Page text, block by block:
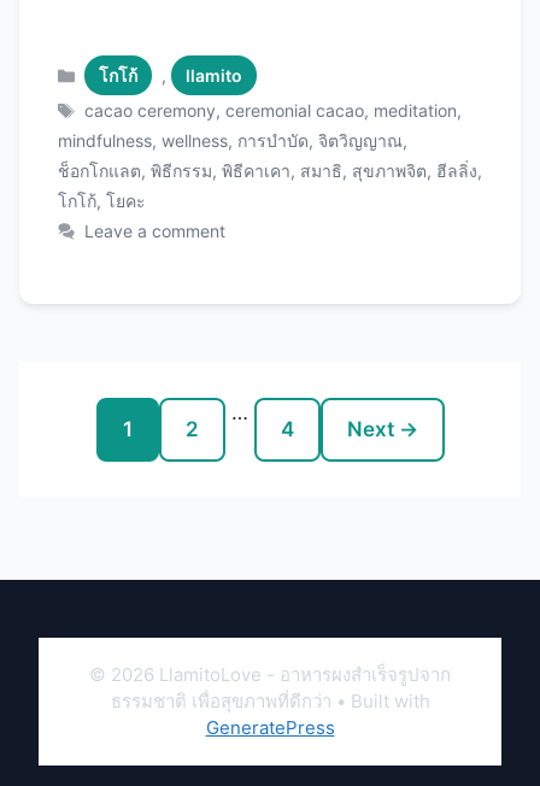
Cacao) ในการเปิดหัวใจ เพิ่มสมาธิ ปลดปล่อย
อารมณ์ และสร้างความตระหนักรู้ในตัวเอง
บทความนี้จะพาคุณไปทำความรู้จักกับพิธีคาเคา
ตั้งแต่ต้นกำเนิด ประโยชน์ วิธีการจัดพิธีที่บ้าน และ
แนะนำ Ceremonial Cacao คุณภาพสูง ที่จะทำให้
ประสบการณ์ของคุณลึกซึ้งและมีพลัง พิธีคาเคา
(Cacao Ceremony) คืออะไร? พิธีคาเคาเป็น
และแอซเท็ก ในอเมริกากลาง เมื่อกว่า 5,000 ปีที่
ทางจิตวิญญาณ การรักษา และการเฉลิมฉลองที่
สำคัญ ในปัจจุบัน พิธีคาเคาได้รับการฟื้นฟูและ
ดัดแปลงให้เหมาะกับยุคสมัย โดยยังคงรักษาหลัก
ของพิธีคาเคา ประวัติศาสตร์และความเชื่อโบราณ
ยัน โกโก้มีความสำคัญทางจิตวิญญาณอย่างมาก:
ชาวแอซเท็กเชื่อว่าเทพเจ้า Quetzalcoatl (เทพแห่ง
ปัญญาและความรู้) เป็นผู้นำโกโก้มาให้มนุษย์ จึง
ถือว่าโกโก้เป็นของขวัญศักดิ์สิทธิ์ การฟื้นฟูในยุค
ปัจจุบัน ในช่วงทศวรรษ 2000 พิธีคาเคาได้รับการ
Categories
โกโก้ ,
llamito
Tags
cacao ceremony,ceremonial cacao, meditation,
mindfulness, wellness, การบำบัด, จิตวิญญาณ,
ช็อกโกแลต, พิธีกรรม, พิธีคาเคา, สมาธิ, สุขภาพจิต, ฮีลลิ่ง,
โกโก้, โยคะ
Leave a comment
Page
1 Page
2
…
Page
4 Next →
© 2026 LlamitoLove - อาหารผงสำเร็จรูปจาก
ธรรมชาติ เพื่อสุขภาพที่ดีกว่า • Built with
GeneratePress